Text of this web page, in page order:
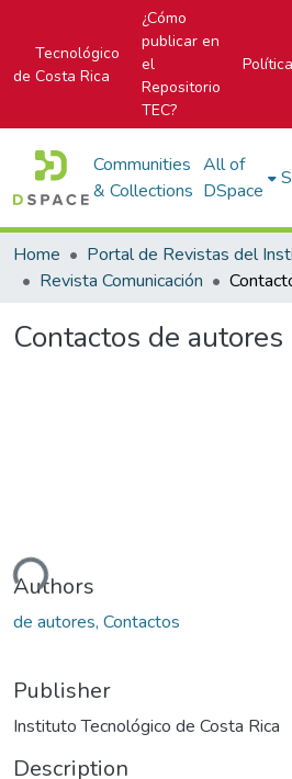
Tecnológico
de Costa Rica
¿Cómo
publicar en
el
Repositorio
TEC?
Communities
& Collections
All of
DSpace
Home
Revista Comunicación
Contactos de autores
Authors
de autores, Contactos
Publisher
Instituto Tecnológico de Costa Rica
Description